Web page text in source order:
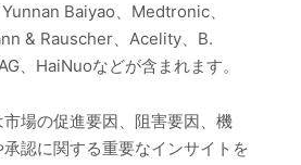
Baiyao、Medtronic、
& Rauscher、Acelity、B.
、HaiNuoなどが含まれます。
場の促進要因、阻害要因、機
認に関する重要なインサイトを